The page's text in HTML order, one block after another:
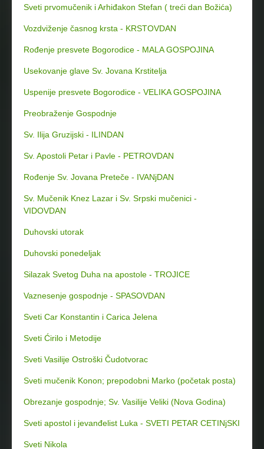
Sveti prvomučenik i Arhiđakon Stefan ( treći dan Božića)
Vozdviženje časnog krsta - KRSTOVDAN
Rođenje presvete Bogorodice - MALA GOSPOJINA
Usekovanje glave Sv. Jovana Krstitelja
Uspenije presvete Bogorodice - VELIKA GOSPOJINA
Preobraženje Gospodnje
Sv. Ilija Gruzijski - ILINDAN
Sv. Apostoli Petar i Pavle - PETROVDAN
Rođenje Sv. Jovana Preteče - IVANjDAN
Sv. Mučenik Knez Lazar i Sv. Srpski mučenici -
VIDOVDAN
Duhovski utorak
Duhovski ponedeljak
Silazak Svetog Duha na apostole - TROJICE
Vaznesenje gospodnje - SPASOVDAN
Sveti Car Konstantin i Carica Jelena
Sveti Ćirilo i Metodije
Sveti Vasilije Ostroški Čudotvorac
Sveti mučenik Konon; prepodobni Marko (početak posta)
Obrezanje gospodnje; Sv. Vasilije Veliki (Nova Godina)
Sveti apostol i jevanđelist Luka - SVETI PETAR CETINjSKI
Sveti Nikola